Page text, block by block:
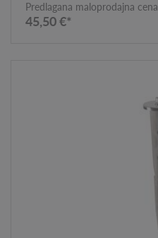
Predlagana maloprodajna cena
45,50 €*